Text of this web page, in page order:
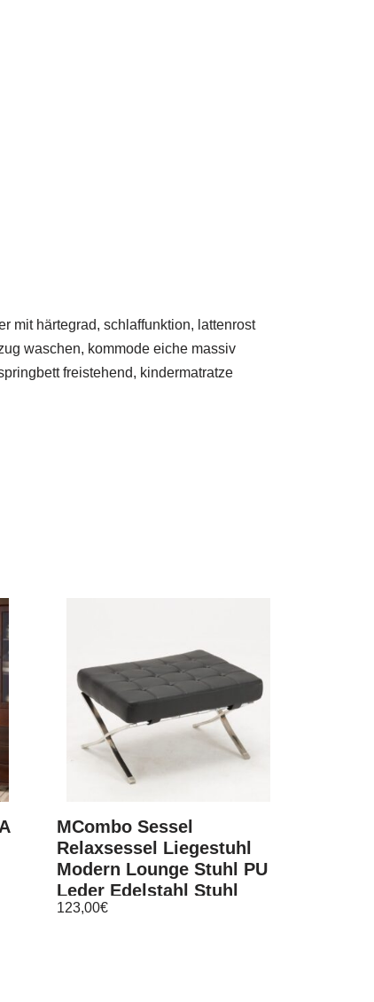
mit härtegrad, schlaffunktion, lattenrost
waschen, kommode eiche massiv
freistehend, kindermatratze
MCombo Sessel
Relaxsessel Liegestuhl
Modern Lounge Stuhl PU
Leder Edelstahl Stuhl
123,00€